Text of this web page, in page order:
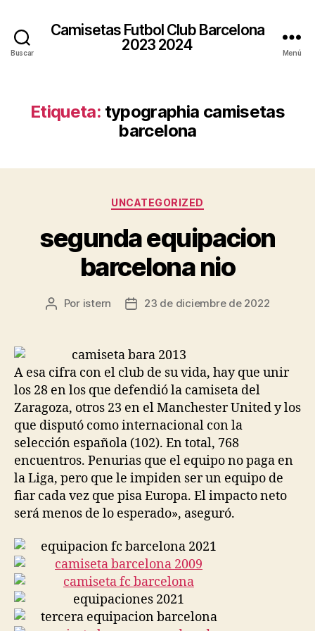
Buscar
Camisetas Futbol Club Barcelona
2023 2024
Menú
Etiqueta: typographia camisetas
barcelona
Categorías
UNCATEGORIZED
segunda equipacion
barcelona nio
Autor
entrada
Por istern
Fecha
entrada
23 de diciembre de 2022
A esa cifra con el club de su vida, hay que unir
los 28 en los que defendió la camiseta del
Zaragoza, otros 23 en el Manchester United y los
que disputó como internacional con la
selección española (102). En total, 768
encuentros. Penurias que el equipo no paga en
la Liga, pero que le impiden ser un equipo de
fiar cada vez que pisa Europa. El impacto neto
será menos de lo esperado», aseguró.